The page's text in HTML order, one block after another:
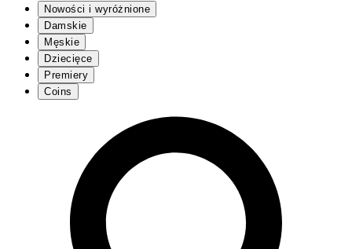
Nowości i wyróżnione
Damskie
Męskie
Dziecięce
Premiery
Coins